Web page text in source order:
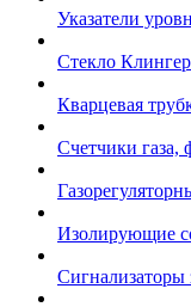
Указатели
Стекло
Кварцевая
Счетчики газа,
Изолирующие
Сигнализаторы